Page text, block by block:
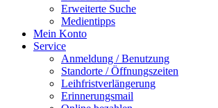
Erweiterte Suche
Medientipps
Mein Konto
Service
Anmeldung / Benutzung
Standorte / Öffnungszeiten
Leihfristverlängerung
Erinnerungsmail